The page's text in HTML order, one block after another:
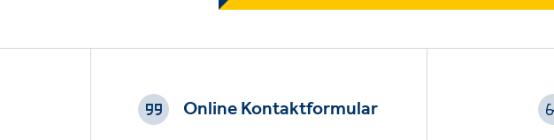
Footer
Online Kontaktformular